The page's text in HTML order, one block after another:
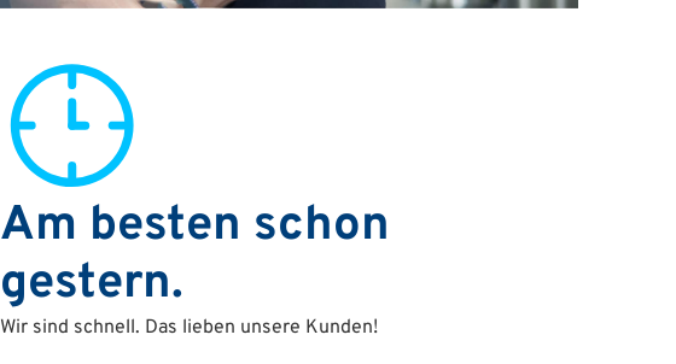
Am besten schon
gestern.
Wir sind schnell. Das lieben unsere Kunden!